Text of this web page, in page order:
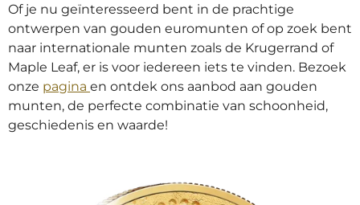
Of je nu geïnteresseerd bent in de prachtige
ontwerpen van gouden euromunten of op zoek bent
naar internationale munten zoals de Krugerrand of
Maple Leaf, er is voor iedereen iets te vinden. Bezoek
onze pagina en ontdek ons aanbod aan gouden
munten, de perfecte combinatie van schoonheid,
geschiedenis en waarde!